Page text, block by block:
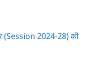
(Session 2024-28) की